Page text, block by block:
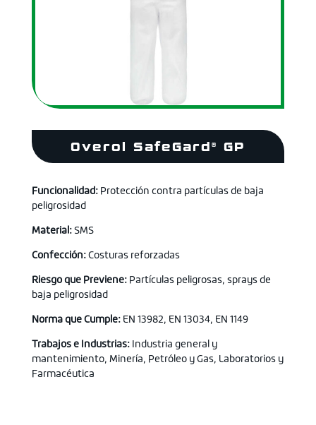
Overol SafeGard® GP
Funcionalidad:Protección contra partículas de baja
peligrosidad
Material: SMS
Confección:Costuras reforzadas
Riesgo que Previene:Partículas peligrosas, sprays de
baja peligrosidad
Norma que Cumple:EN 13982, EN 13034, EN 1149
Trabajos e Industrias:Industria general y
mantenimiento, Minería, Petróleo y Gas, Laboratorios y
Farmacéutica